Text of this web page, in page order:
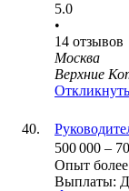
5.0
•
14 отзывов
Москва
Верхние
500 000 –
Опыт более
Выплаты: